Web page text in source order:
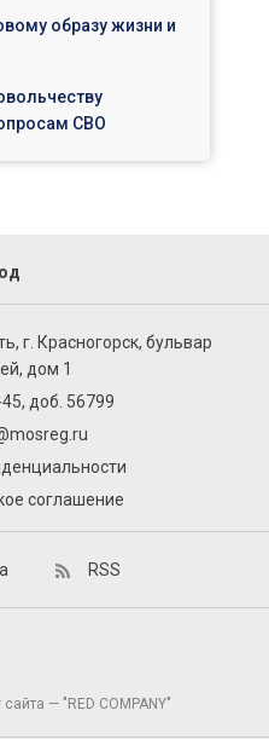
образу жизни и
СВО
г. Красногорск, бульвар
дом 1
доб. 56799
соглашение
RSS
— "RED COMPANY"